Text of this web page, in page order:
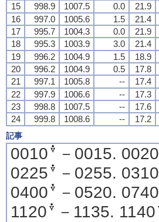
15
998.9 1007.5 0.0 21.9
16
997.0 1005.6 1.5 21.4
17
995.7 1004.3 0.0 21.9
18
995.3 1003.9 3.0 21.4
19
996.2 1004.9 1.5 18.9
20
996.2 1004.9 0.5 17.8
21
997.1 1005.8 -- 17.4
22
997.9 1006.6 -- 17.3
23
998.8 1007.5 -- 17.6
24
999.8 1008.6 -- 17.2
記事
0010 －0015. 0020
0225
－0255. 0310
0400
－0520. 0740
1120
－1135. 1140